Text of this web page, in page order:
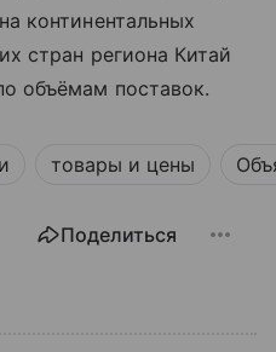
континентальных
стран региона Китай
объёмам поставок.
товары и цены
Поделиться